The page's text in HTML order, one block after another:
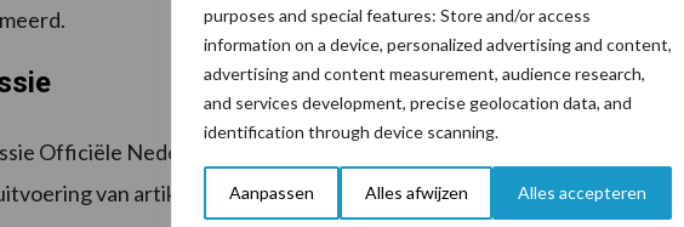
purposes and special features: Store and/or access
information on a device, personalized advertising and content,
advertising and content measurement, audience research,
and services development, precise geolocation data, and
identification through device scanning.
Aanpassen Alles afwijzen Alles accepteren
Officiële Nederlandse Zuivelnoteringen ingesteld. Deze Commissie
van artikel 223 van Verordening 1308/2013 en Verordening